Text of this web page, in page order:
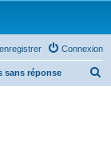
Connexion
sans réponse